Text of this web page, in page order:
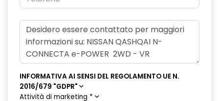
INFORMATIVA AI SENSI DEL REGOLAMENTO UE N.
2016/679 "GDPR"
Attività di marketing *